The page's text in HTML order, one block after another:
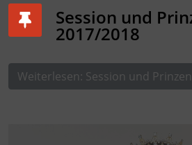
Session und
2017/2018
Weiterlesen: Session und